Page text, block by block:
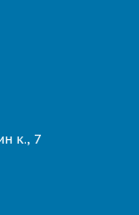
к., 7